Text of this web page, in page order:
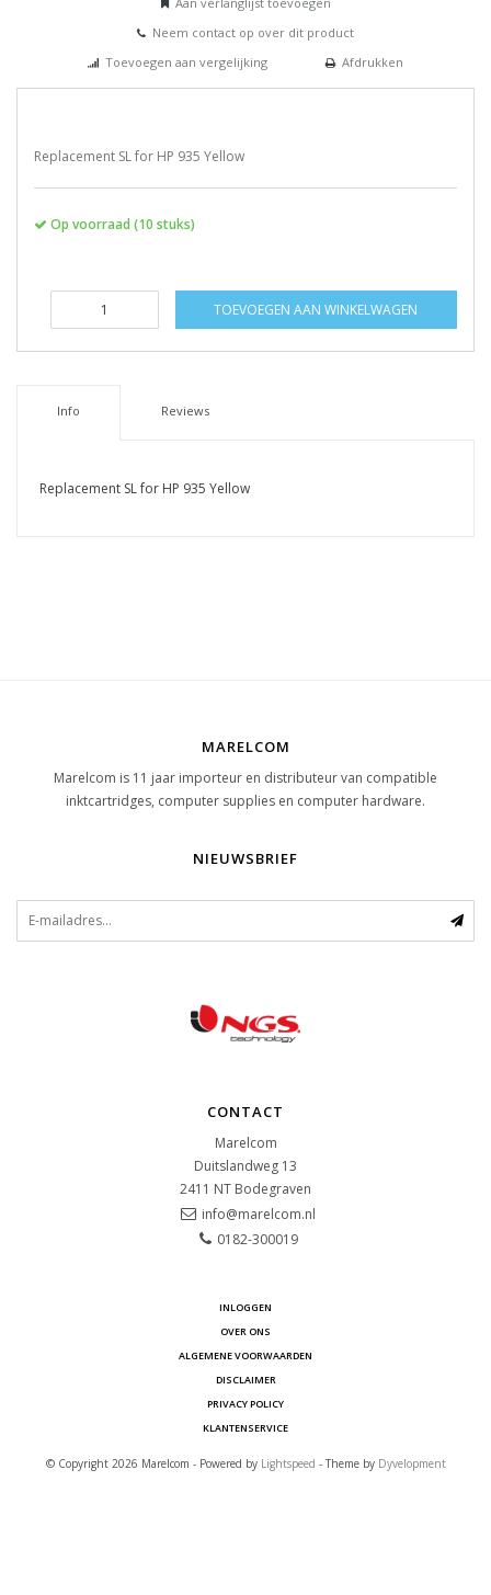
Neem contact op over dit product
Toevoegen aan vergelijking
Afdrukken
Replacement SL for HP 935 Yellow
Op voorraad (10 stuks)
TOEVOEGEN AAN WINKELWAGEN
Info Reviews
Replacement SL for HP 935 Yellow
MARELCOM
Marelcom is 11 jaar importeur en distributeur van compatible
inktcartridges, computer supplies en computer hardware.
NIEUWSBRIEF
CONTACT
Marelcom
Duitslandweg 13
2411 NT Bodegraven
info@marelcom.nl
0182-300019
INLOGGEN
OVER ONS
ALGEMENE VOORWAARDEN
DISCLAIMER
PRIVACY POLICY
KLANTENSERVICE
© Copyright 2026 Marelcom - Powered by Lightspeed - Theme by Dyvelopment